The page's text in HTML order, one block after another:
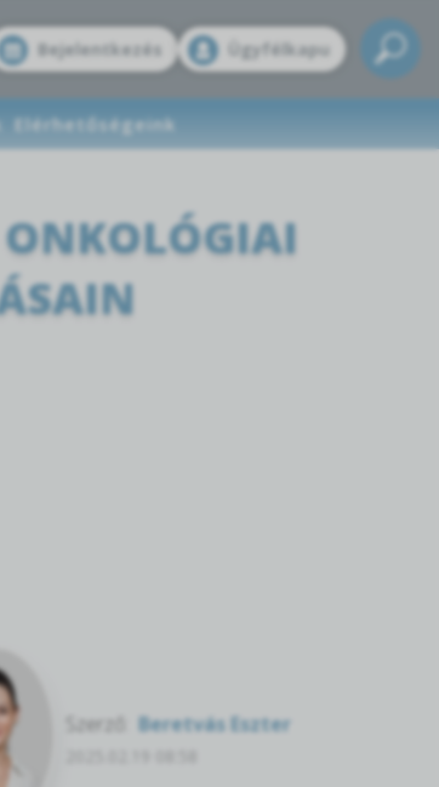
Bejelentkezés Ügyfélkapu
Elérhetőségeink
ONKOLÓGIAI
Szerző: Beretvás Eszter